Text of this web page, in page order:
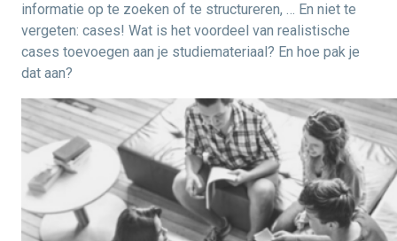
informatie op te zoeken of te structureren, … En niet te
vergeten: cases! Wat is het voordeel van realistische
cases toevoegen aan je studiemateriaal? En hoe pak je
dat aan?